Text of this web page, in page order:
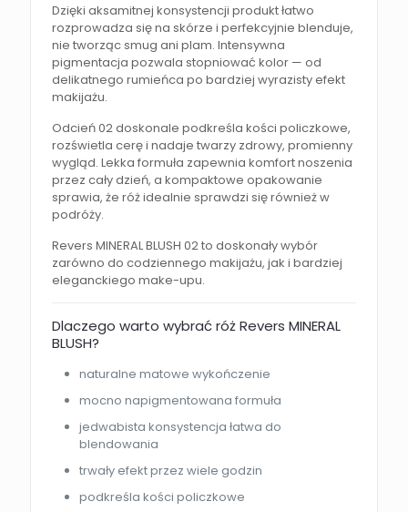
Dzięki aksamitnej konsystencji produkt łatwo
rozprowadza się na skórze i perfekcyjnie blenduje,
nie tworząc smug ani plam. Intensywna
pigmentacja pozwala stopniować kolor — od
delikatnego rumieńca po bardziej wyrazisty efekt
makijażu.
Odcień 02 doskonale podkreśla kości policzkowe,
rozświetla cerę i nadaje twarzy zdrowy, promienny
wygląd. Lekka formuła zapewnia komfort noszenia
przez cały dzień, a kompaktowe opakowanie
sprawia, że róż idealnie sprawdzi się również w
podróży.
Revers MINERAL BLUSH 02 to doskonały wybór
zarówno do codziennego makijażu, jak i bardziej
eleganckiego make-upu.
Dlaczego warto wybrać róż Revers MINERAL
BLUSH?
naturalne matowe wykończenie
mocno napigmentowana formuła
jedwabista konsystencja łatwa do
blendowania
trwały efekt przez wiele godzin
podkreśla kości policzkowe